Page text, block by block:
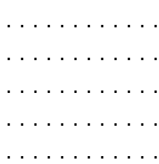
. . . . . . . . . . .
. . . . . . . . . . .
. . . . . . . . . . .
. . . . . . . . . . .
. . . . . . . . . . .